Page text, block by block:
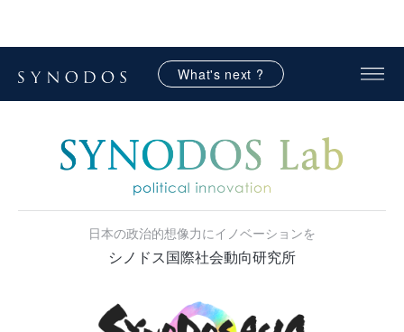
What's next ?
日本の政治的想像力にイノベーションを
シノドス国際社会動向研究所